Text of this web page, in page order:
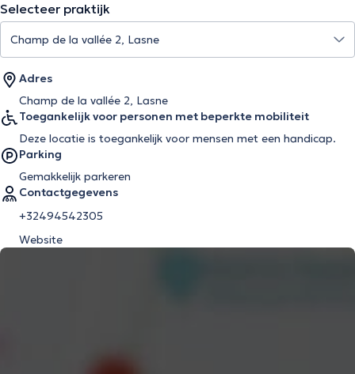
Selecteer praktijk
Adres
Champ de la vallée 2, Lasne
Toegankelijk voor personen met beperkte mobiliteit
Deze locatie is toegankelijk voor mensen met een handicap.
Parking
Gemakkelijk parkeren
Contactgegevens
+32494542305
Website